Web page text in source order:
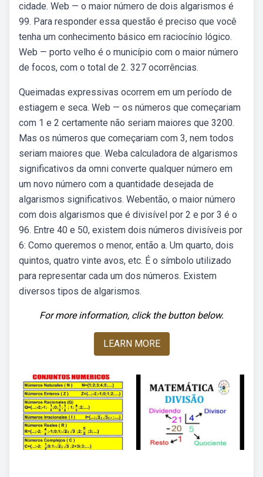
cidade. Web — o maior número de dois algarismos é
99. Para responder essa questão é preciso que você
tenha um conhecimento básico em raciocínio lógico.
Web — porto velho é o município com o maior número
de focos, com o total de 2. 327 ocorrências.
Queimadas expressivas ocorrem em um período de
estiagem e seca. Web — os números que começariam
com 1 e 2 certamente não seriam maiores que 3200.
Mas os números que começariam com 3, nem todos
seriam maiores que. Weba calculadora de algarismos
significativos da omni converte qualquer número em
um novo número com a quantidade desejada de
algarismos significativos. Webentão, o maior número
com dois algarismos que é divisível por 2 e por 3 é o
96. Entre 40 e 50, existem dois números divisíveis por
6: Como queremos o menor, então a. Um quarto, dois
quintos, quatro vinte avos, etc. É o símbolo utilizado
para representar cada um dos números. Existem
diversos tipos de algarismos.
For more information, click the button below.
LEARN MORE